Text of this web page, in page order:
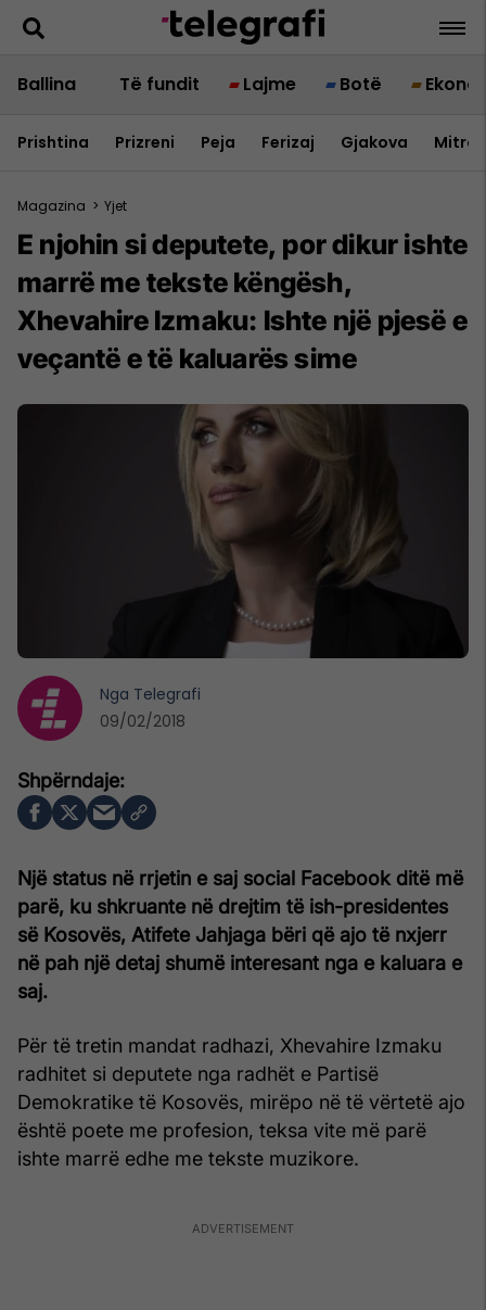
Ballina Të fundit Lajme Botë
Prishtina Prizreni Peja Ferizaj Gjakova
Magazina > Yjet
E njohin si deputete, por dikur ishte
marrë me tekste këngësh,
Xhevahire Izmaku: Ishte një pjesë e
veçantë e të kaluarës sime
Një status në rrjetin e saj social Facebook ditë më
parë, ku shkruante në drejtim të ish-presidentes
së Kosovës, Atifete Jahjaga bëri që ajo të nxjerr
në pah një detaj shumë interesant nga e kaluara e
saj.
Për të tretin mandat radhazi, Xhevahire Izmaku
radhitet si deputete nga radhët e Partisë
Demokratike të Kosovës, mirëpo në të vërtetë ajo
është poete me profesion, teksa vite më parë
ishte marrë edhe me tekste muzikore.
Nga Telegrafi
09/02/2018